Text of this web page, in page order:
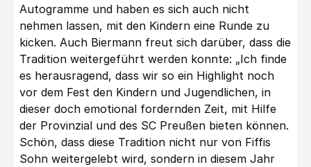
Autogramme und haben es sich auch nicht
nehmen lassen, mit den Kindern eine Runde zu
kicken. Auch Biermann freut sich darüber, dass die
Tradition weitergeführt werden konnte: „Ich finde
es herausragend, dass wir so ein Highlight noch
vor dem Fest den Kindern und Jugendlichen, in
dieser doch emotional fordernden Zeit, mit Hilfe
der Provinzial und des SC Preußen bieten können.
Schön, dass diese Tradition nicht nur von Fiffis
Sohn weitergelebt wird, sondern in diesem Jahr